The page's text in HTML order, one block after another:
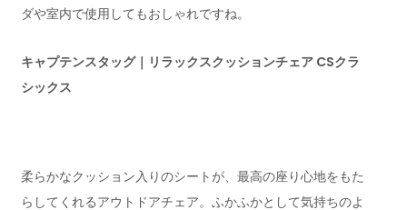
ダや室内で使用してもおしゃれですね。
キャプテンスタッグ｜リラックスクッションチェア CSクラ
シックス
柔らかなクッション入りのシートが、最高の座り心地をもた
らしてくれるアウトドアチェア。ふかふかとして気持ちのよ